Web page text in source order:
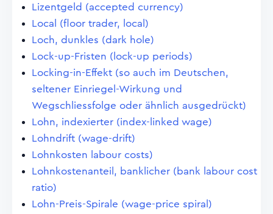
Lizentgeld (accepted currency)
Local (floor trader, local)
Loch, dunkles (dark hole)
Lock-up-Fristen (lock-up periods)
Locking-in-Effekt (so auch im Deutschen,
seltener Einriegel-Wirkung und
Wegschliessfolge oder ähnlich ausgedrückt)
Lohn, indexierter (index-linked wage)
Lohndrift (wage-drift)
Lohnkosten labour costs)
Lohnkostenanteil, banklicher (bank labour cost
ratio)
Lohn-Preis-Spirale (wage-price spiral)